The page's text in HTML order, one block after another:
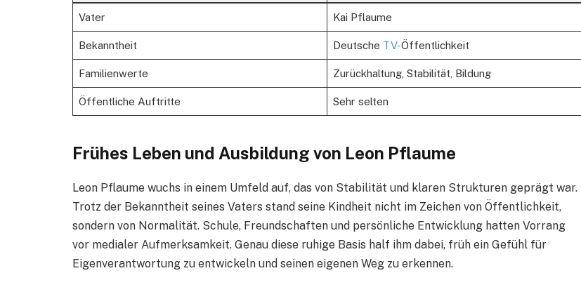
Vater Kai Pflaume
Bekanntheit Deutsche TV-Öffentlichkeit
Familienwerte Zurückhaltung, Stabilität, Bildung
Öffentliche Auftritte Sehr selten
Frühes Leben und Ausbildung von Leon Pflaume
Leon Pflaume wuchs in einem Umfeld auf, das von Stabilität und klaren Strukturen geprägt war.
Trotz der Bekanntheit seines Vaters stand seine Kindheit nicht im Zeichen von Öffentlichkeit,
sondern von Normalität. Schule, Freundschaften und persönliche Entwicklung hatten Vorrang
vor medialer Aufmerksamkeit. Genau diese ruhige Basis half ihm dabei, früh ein Gefühl für
Eigenverantwortung zu entwickeln und seinen eigenen Weg zu erkennen.